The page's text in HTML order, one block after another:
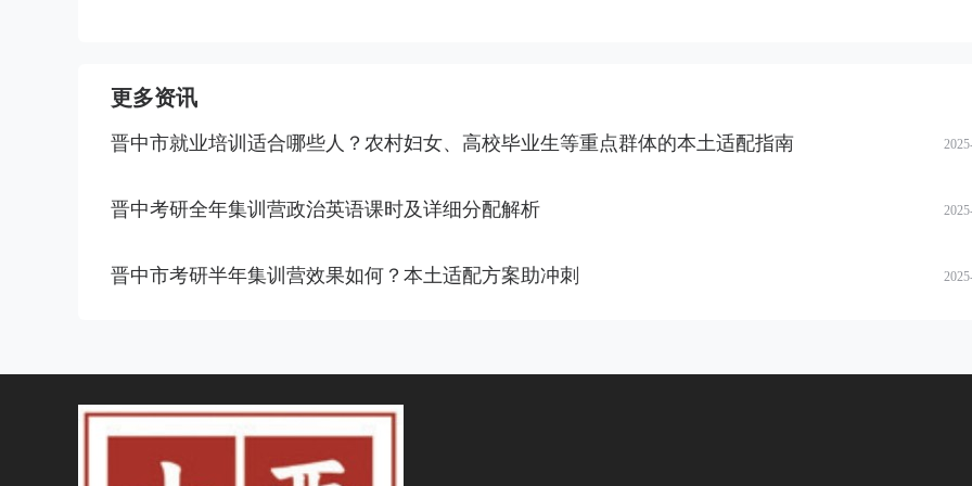
更多资讯
晋中市就业培训适合哪些人？农村妇女、高校毕业生等重点群体的本土适配指南
晋中考研全年集训营政治英语课时及详细分配解析
晋中市考研半年集训营效果如何？本土适配方案助冲刺